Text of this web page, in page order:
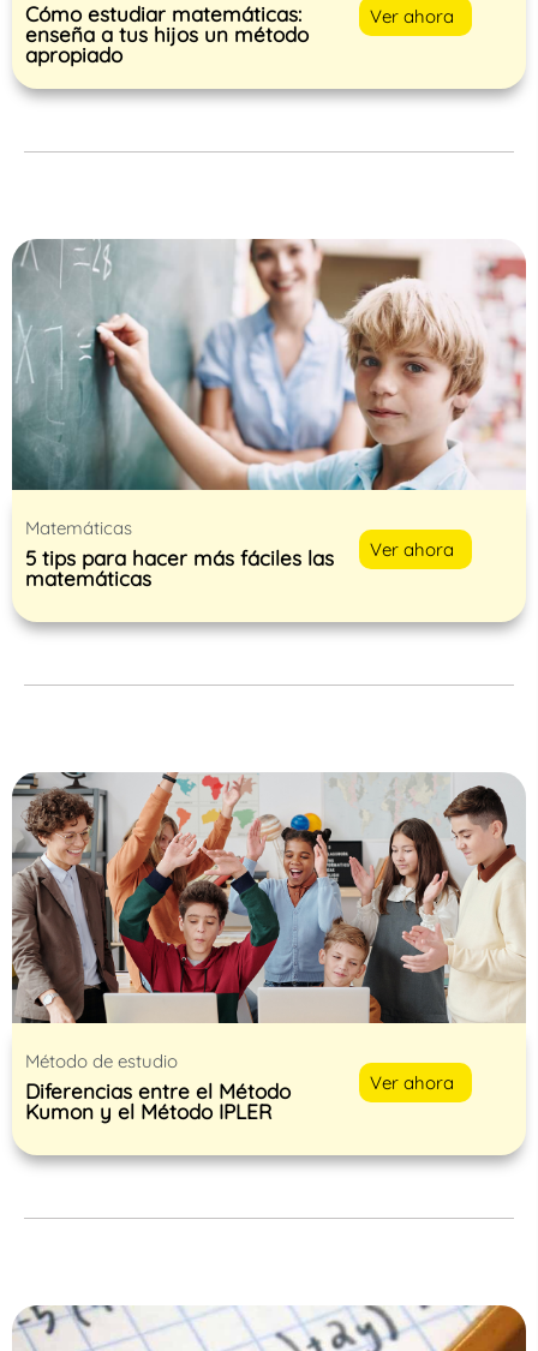
Cómo estudiar matemáticas:
enseña a tus hijos un método
apropiado
Ver ahora
Matemáticas
5 tips para hacer más fáciles las
matemáticas
Ver ahora
Método de estudio
Diferencias entre el Método
Kumon y el Método IPLER
Ver ahora